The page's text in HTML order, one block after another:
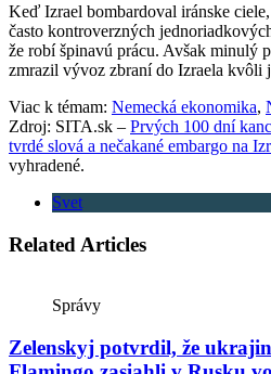
Keď Izrael bombardoval iránske
často kontroverzných
že robí špinavú prácu. Avšak minulý
zmrazil vývoz zbraní do Izraela kvôli
Viac k témam: Nemecká ekonomika,
Zdroj: SITA.sk – Prvých 100 dní
tvrdé slová a nečakané embargo na
vyhradené.
Svet
Related Articles
Správy
Zelenskyj potvrdil, že